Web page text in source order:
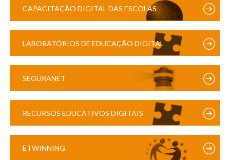
CAPACITAÇÃO DIGITAL DAS ESCOLAS
LABORATÓRIOS DE EDUCAÇÃO DIGITAL
SEGURANET
RECURSOS EDUCATIVOS DIGITAIS
ETWINNING